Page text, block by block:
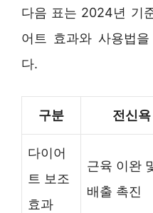
다음 표는 2024년 기
어트 효과와 사용법
다.
구분 전신욕
다이어
트 보조
효과
근육 이완
배출 촉진